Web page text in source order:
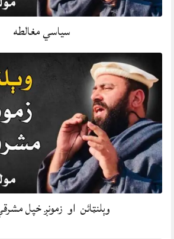
سیاسي مغالطه
وېلنټائن او زمونږ خپل